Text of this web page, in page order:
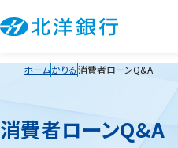
ホームかりる消費者ローンQ&A
消費者ローンQ&A